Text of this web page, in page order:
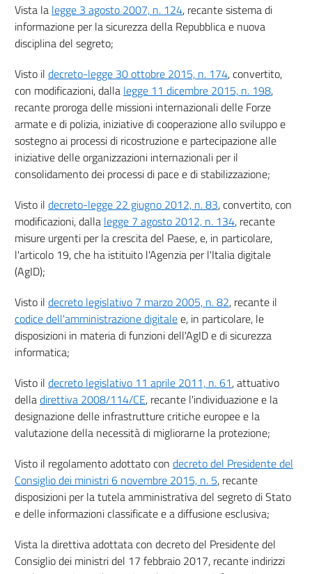
Vista la legge 3 agosto 2007, n. 124, recante sistema di
informazione per la sicurezza della Repubblica e nuova
disciplina del segreto;
Visto il decreto-legge 30 ottobre 2015, n. 174, convertito,
con modificazioni, dalla legge 11 dicembre 2015, n. 198,
recante proroga delle missioni internazionali delle Forze
armate e di polizia, iniziative di cooperazione allo sviluppo e
sostegno ai processi di ricostruzione e partecipazione alle
iniziative delle organizzazioni internazionali per il
consolidamento dei processi di pace e di stabilizzazione;
Visto il decreto-legge 22 giugno 2012, n. 83, convertito, con
modificazioni, dalla legge 7 agosto 2012, n. 134, recante
misure urgenti per la crescita del Paese, e, in particolare,
l'articolo 19, che ha istituito l'Agenzia per l'Italia digitale
(AgID);
Visto il decreto legislativo 7 marzo 2005, n. 82, recante il
codice dell'amministrazione digitalee, in particolare, le
disposizioni in materia di funzioni dell'AgID e di sicurezza
informatica;
Visto il decreto legislativo 11 aprile 2011, n. 61, attuativo
delladirettiva 2008/114/CE, recante l'individuazione e la
designazione delle infrastrutture critiche europee e la
valutazione della necessità di migliorarne la protezione;
Visto il regolamento adottato con decreto del Presidente del
Consiglio dei ministri 6 novembre 2015, n. 5, recante
disposizioni per la tutela amministrativa del segreto di Stato
e delle informazioni classificate e a diffusione esclusiva;
Vista la direttiva adottata con decreto del Presidente del
Consiglio dei ministri del 17 febbraio 2017, recante indirizzi